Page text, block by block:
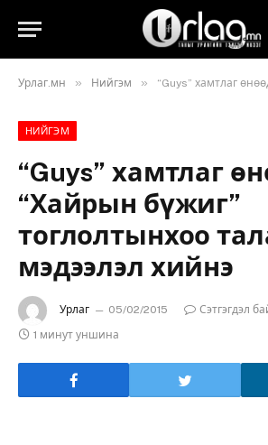
Урлаг.мн » Нийгэм » “Guys” хамтлаг өнөөдөр “Хайрын
НИЙГЭМ
“Guys” хамтлаг
“Хайрын бүжиг”
тоглолтынхоо
мэдээлэл хийнэ
Урлаг 05/02/2015
Сэтгэгдэл
1 минут уншина